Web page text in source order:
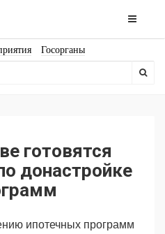
Госорганы
готовятся
донастройке
ипотечных программ